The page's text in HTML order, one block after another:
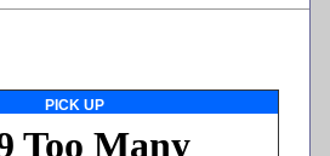
PICK UP